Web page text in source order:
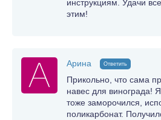
инструкциям. Удачи
этим!
Арина Ответить
Прикольно, что сама
навес для винограда!
тоже заморочился,
поликарбонат.